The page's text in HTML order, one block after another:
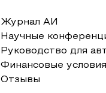
Журнал АИ
Научные
Руководство для
Финансовые условия
Отзывы